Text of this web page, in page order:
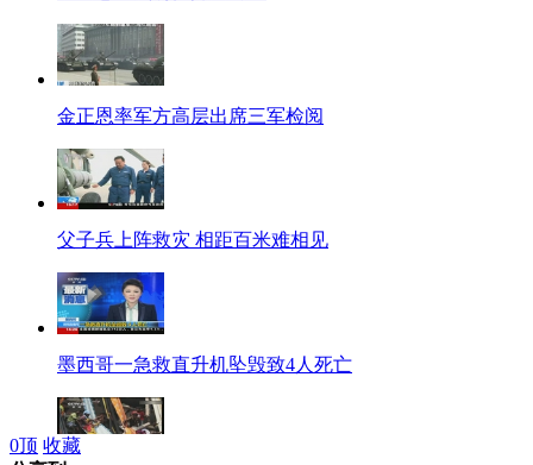
金正恩率军方高层出席三军检阅
父子兵上阵救灾 相距百米难相见
墨西哥一急救直升机坠毁致4人死亡
0顶 收藏